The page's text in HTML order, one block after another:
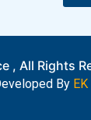
, All Rights
By